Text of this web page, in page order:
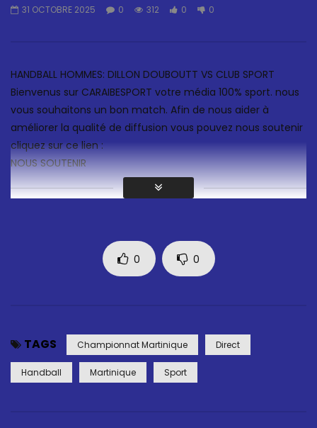
31 OCTOBRE 2025 0 312 0 0
HANDBALL HOMMES: DILLON DOUBOUTT VS CLUB SPORT
Bienvenus sur CARAIBESPORT votre média 100% sport. nous
vous souhaitons un bon match. Afin de nous aider à
améliorer la qualité de diffusion vous pouvez nous soutenir
cliquez sur ce lien :
NOUS SOUTENIR
0 0
TAGS Championnat Martinique Direct
Handball Martinique Sport